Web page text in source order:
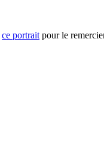
ce portrait pour le